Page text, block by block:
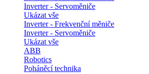
Inverter - Servoměniče
Ukázat vše
Inverter - Frekvenční měniče
Inverter - Servoměniče
Ukázat vše
ABB
Robotics
Poháněcí technika